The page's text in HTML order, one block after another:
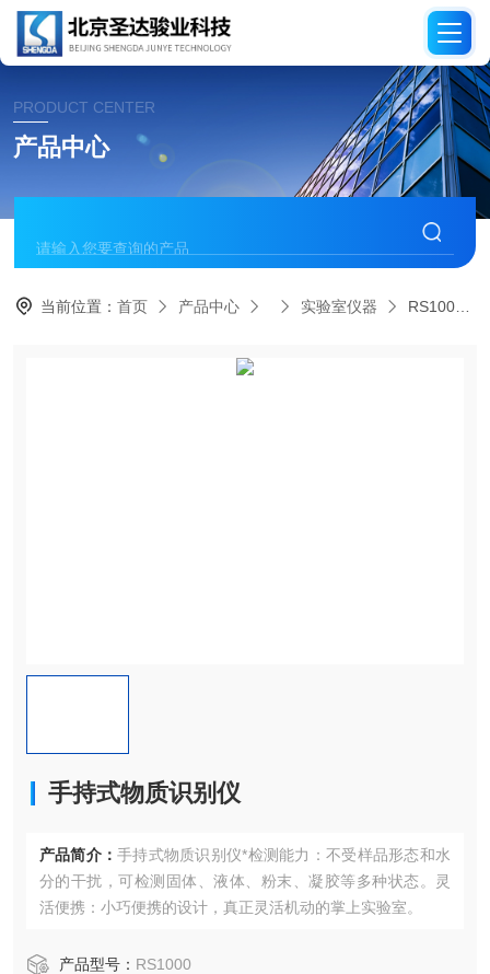
PRODUCT CENTER
产品中心
当前位置：首页 产品中心 实验室仪器 RS1000手持式物质识别仪
手持式物质识别仪
产品简介： 手持式物质识别仪*检测能力：不受样品形态和水
分的干扰，可检测固体、液体、粉末、凝胶等多种状态。灵
活便携：小巧便携的设计，真正灵活机动的掌上实验室。
产品型号： RS1000